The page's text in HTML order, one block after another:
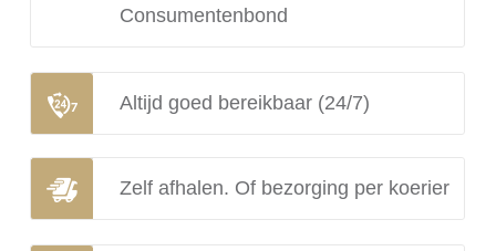
Consumentenbond
Altijd goed bereikbaar (24/7)
Zelf afhalen. Of bezorging per koerier